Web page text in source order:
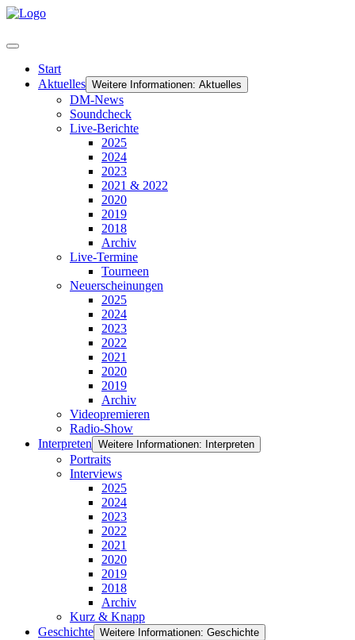
Start
Aktuelles Weitere Informationen: Aktuelles
DM-News
Soundcheck
Live-Berichte
2025
2024
2023
2021 & 2022
2020
2019
2018
Archiv
Live-Termine
Tourneen
Neuerscheinungen
2025
2024
2023
2022
2021
2020
2019
Archiv
Videopremieren
Radio-Show
Interpreten Weitere Informationen: Interpreten
Portraits
Interviews
2025
2024
2023
2022
2021
2020
2019
2018
Archiv
Kurz & Knapp
Geschichte Weitere Informationen: Geschichte